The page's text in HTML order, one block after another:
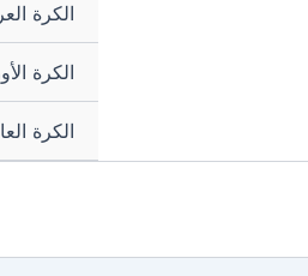
الكرة
الكرة
الكرة